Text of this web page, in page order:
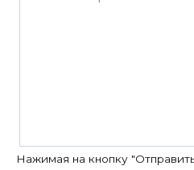
Нажимая на кнопку